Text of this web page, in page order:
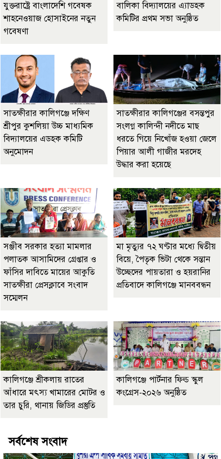
যুক্তরাষ্ট্রে বাংলাদেশি গবেষক
শাহনেওয়াজ হোসাইনের নতুন
গবেষণা
বালিকা বিদ্যালয়ের এ্যাডহক
কমিটির প্রথম সভা অনুষ্ঠিত
সাতক্ষীরার কালিগঞ্জে দক্ষিণ
শ্রীপুর কুশলিয়া উচ্চ মাধ্যমিক
বিদ্যালয়ের এডহক কমিটি
অনুমোদন
সাতক্ষীরার কালিগঞ্জের বসন্তপুর
সংলগ্ন কালিন্দী নদীতে মাছ
ধরতে গিয়ে নিখোঁজ হওয়া জেলে
পিয়ার আলী গাজীর মরদেহ
উদ্ধার করা হয়েছে
‎সঞ্জীব সরকার হত্যা মামলার
পলাতক আসামিদের গ্রেপ্তার ও
ফাঁসির দাবিতে মায়ের আকুতি
সাতক্ষীরা প্রেসক্লাবে সংবাদ
সম্মেলন
মা মৃত্যুর ৭২ ঘণ্টার মধ্যে দ্বিতীয়
বিয়ে, পৈতৃক ভিটা থেকে সন্তান
উচ্ছেদের পায়তারা ও হয়রানির
প্রতিবাদে কালিগঞ্জে মানববন্ধন
কালিগঞ্জে শ্রীকলায় রাতের
আঁধারে মৎস্য খামারের মোটর ও
তার চুরি, থানায় জিডির প্রস্তুতি
কালিগঞ্জে পার্টনার ফিল্ড স্কুল
কংগ্রেস-২০২৬ অনুষ্ঠিত
সর্বশেষ সংবাদ